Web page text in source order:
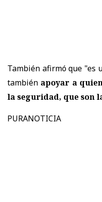
También afirmó que "es
también apoyar a
la seguridad, que son
PURANOTICIA